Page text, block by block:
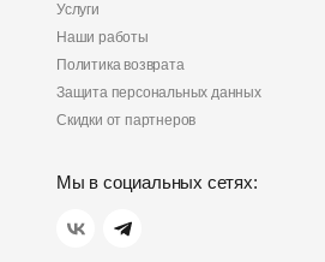
Услуги
Наши работы
Политика возврата
Защита персональных данных
Скидки от партнеров
Мы в социальных сетях: